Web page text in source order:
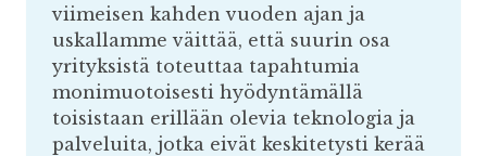
viimeisen kahden vuoden ajan ja
uskallamme väittää, että suurin osa
yrityksistä toteuttaa tapahtumia
monimuotoisesti hyödyntämällä
toisistaan erillään olevia teknologia ja
palveluita, jotka eivät keskitetysti kerää